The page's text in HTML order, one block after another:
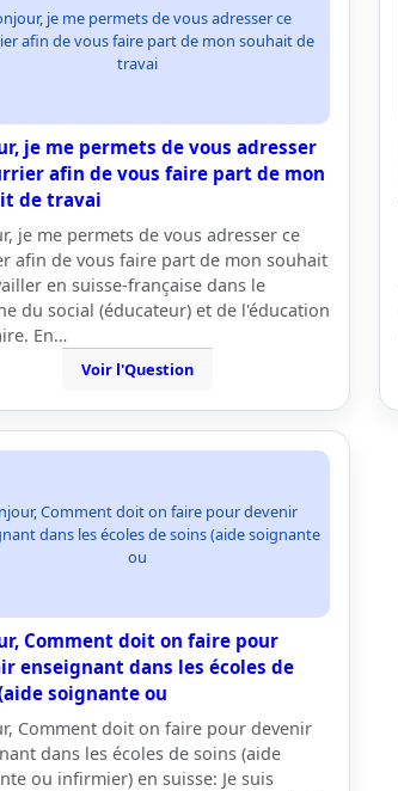
je me permets de vous adresser ce
afin de vous faire part de mon souhait de
travai
je me permets de vous adresser
afin de vous faire part de mon
de travai
je me permets de vous adresser ce
afin de vous faire part de mon souhait
en suisse-française dans le
du social (éducateur) et de l'éducation
En…
Voir l'Question
Comment doit on faire pour devenir
dans les écoles de soins (aide soignante
ou
Comment doit on faire pour
enseignant dans les écoles de
soignante ou
Comment doit on faire pour devenir
dans les écoles de soins (aide
ou infirmier) en suisse: Je suis